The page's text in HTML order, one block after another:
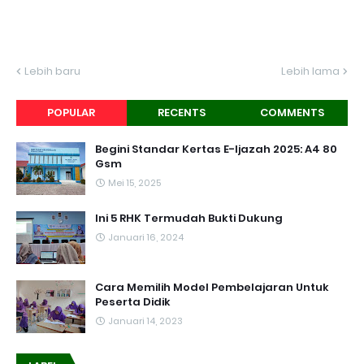
Lebih baru Lebih lama
POPULAR RECENTS COMMENTS
Begini Standar Kertas E-Ijazah 2025: A4 80
Gsm
Mei 15, 2025
Ini 5 RHK Termudah Bukti Dukung
Januari 16, 2024
Cara Memilih Model Pembelajaran Untuk
Peserta Didik
Januari 14, 2023